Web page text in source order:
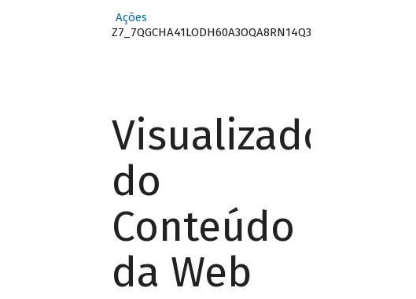
Ações
Z7_7QGCHA41LODH60A3OQA8RN14Q3
Visualizador
do
Conteúdo
da Web